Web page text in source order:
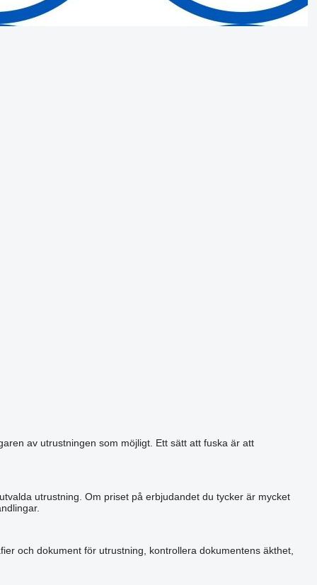
av utrustningen som möjligt. Ett sätt att fuska är att
utrustning. Om priset på erbjudandet du tycker är mycket
och dokument för utrustning, kontrollera dokumentens äkthet,